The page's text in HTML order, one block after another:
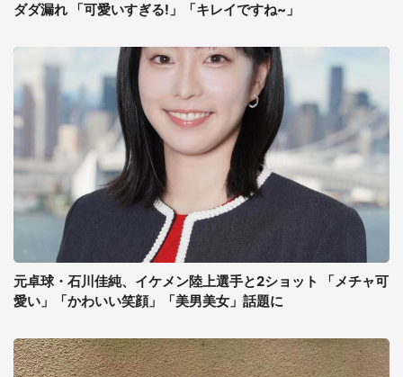
ダダ漏れ 「可愛いすぎる!」「キレイですね~」
元卓球・石川佳純、イケメン陸上選手と2ショット 「メチャ可
愛い」「かわいい笑顔」「美男美女」話題に